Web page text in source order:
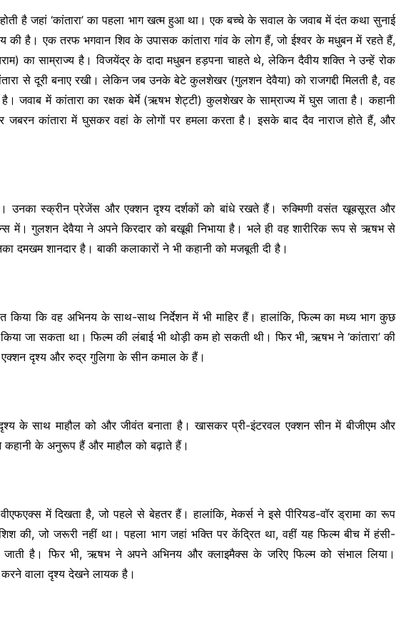
है जहां ‘कांतारा’ का पहला भाग खत्म हुआ था। एक बच्चे के सवाल के जवाब में दंत कथा सुनाई
की है। एक तरफ भगवान शिव के उपासक कांतारा गांव के लोग हैं, जो ईश्वर के मधुबन में रहते हैं,
का साम्राज्य है। विजयेंद्र के दादा मधुबन हड़पना चाहते थे, लेकिन दैवीय शक्ति ने उन्हें रोक
से दूरी बनाए रखी। लेकिन जब उनके बेटे कुलशेखर (गुलशन देवैया) को राजगद्दी मिलती है, वह
जवाब में कांतारा का रक्षक बेर्मे (ऋषभ शेट्टी) कुलशेखर के साम्राज्य में घुस जाता है। कहानी
कांतारा में घुसकर वहां के लोगों पर हमला करता है। इसके बाद दैव नाराज होते हैं, और
उनका स्क्रीन प्रेजेंस और एक्शन दृश्य दर्शकों को बांधे रखते हैं। रुक्मिणी वसंत खूबसूरत और
में। गुलशन देवैया ने अपने किरदार को बखूबी निभाया है। भले ही वह शारीरिक रूप से ऋषभ से
दमखम शानदार है। बाकी कलाकारों ने भी कहानी को मजबूती दी है।
किया कि वह अभिनय के साथ-साथ निर्देशन में भी माहिर हैं। हालांकि, फिल्म का मध्य भाग कुछ
जा सकता था। फिल्म की लंबाई भी थोड़ी कम हो सकती थी। फिर भी, ऋषभ ने ‘कांतारा’ की
दृश्य और रुद्र गुलिगा के सीन कमाल के हैं।
के साथ माहौल को और जीवंत बनाता है। खासकर प्री-इंटरवल एक्शन सीन में बीजीएम और
कहानी के अनुरूप हैं और माहौल को बढ़ाते हैं।
में दिखता है, जो पहले से बेहतर हैं। हालांकि, मेकर्स ने इसे पीरियड-वॉर ड्रामा का रूप
की, जो जरूरी नहीं था। पहला भाग जहां भक्ति पर केंद्रित था, वहीं यह फिल्म बीच में हंसी-
है। फिर भी, ऋषभ ने अपने अभिनय और क्लाइमैक्स के जरिए फिल्म को संभाल लिया।
वाला दृश्य देखने लायक है।